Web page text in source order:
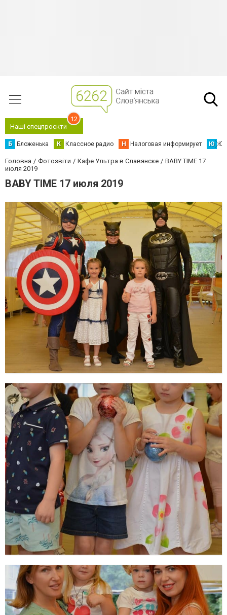
Наші спецпроєкти
12
Б Бложенька К Классное радио Н Налоговая информирует Ю
Головна Фотозвіти Кафе Ультра в Славянске
BABY TIME 17
июля 2019
BABY TIME 17 июля 2019